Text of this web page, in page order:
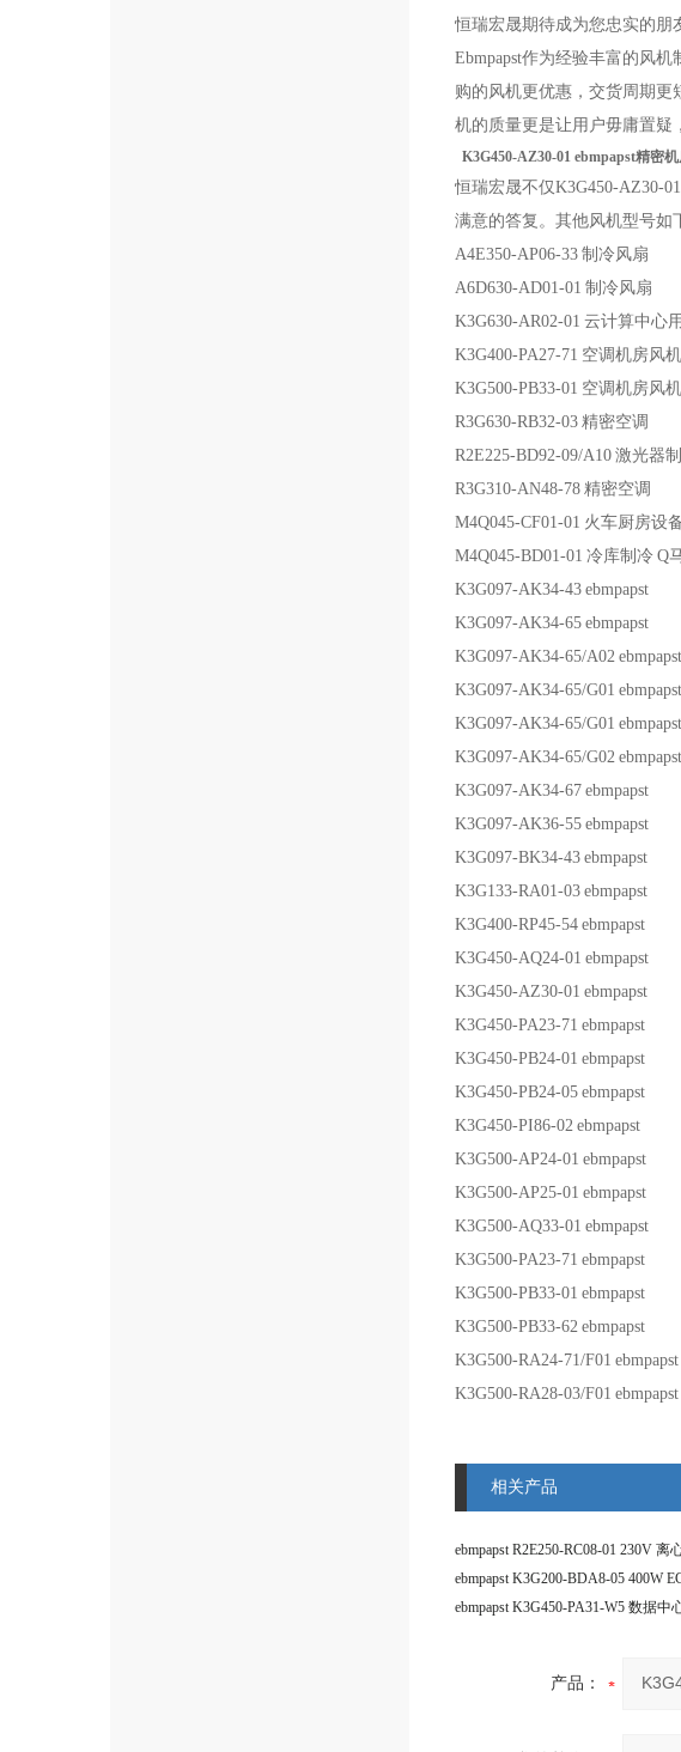
恒瑞宏晟期待成为您忠实的朋
Ebmpapst作为经验丰富的风
购的风机更优惠，交货周期更
机的质量更是让用户毋庸置疑
K3G450-AZ30-01 ebmpapst精密
恒瑞宏晟不仅K3G450-AZ30-
满意的答复。其他风机型号如
A4E350-AP06-33 制冷风扇
A6D630-AD01-01 制冷风扇
K3G630-AR02-01 云计算中心
K3G400-PA27-71 空调机房风机
K3G500-PB33-01 空调机房风机
R3G630-RB32-03 精密空调
R2E225-BD92-09/A10 激光器
R3G310-AN48-78 精密空调
M4Q045-CF01-01 火车厨房设
M4Q045-BD01-01 冷库制冷 Q
K3G097-AK34-43 ebmpapst
K3G097-AK34-65 ebmpapst
K3G097-AK34-65/A02 ebmpapst
K3G097-AK34-65/G01 ebmpapst
K3G097-AK34-65/G01 ebmpapst
K3G097-AK34-65/G02 ebmpapst
K3G097-AK34-67 ebmpapst
K3G097-AK36-55 ebmpapst
K3G097-BK34-43 ebmpapst
K3G133-RA01-03 ebmpapst
K3G400-RP45-54 ebmpapst
K3G450-AQ24-01 ebmpapst
K3G450-AZ30-01 ebmpapst
K3G450-PA23-71 ebmpapst
K3G450-PB24-01 ebmpapst
K3G450-PB24-05 ebmpapst
K3G450-PI86-02 ebmpapst
K3G500-AP24-01 ebmpapst
K3G500-AP25-01 ebmpapst
K3G500-AQ33-01 ebmpapst
K3G500-PA23-71 ebmpapst
K3G500-PB33-01 ebmpapst
K3G500-PB33-62 ebmpapst
K3G500-RA24-71/F01 ebmpapst
K3G500-RA28-03/F01 ebmpapst
相关产品
产品：